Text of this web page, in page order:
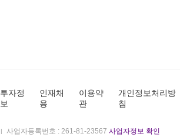
투자정
보
인재채
용
이용약
관
개인정보처리방
침
사업자등록번호 : 261-81-23567 사업자정보 확인